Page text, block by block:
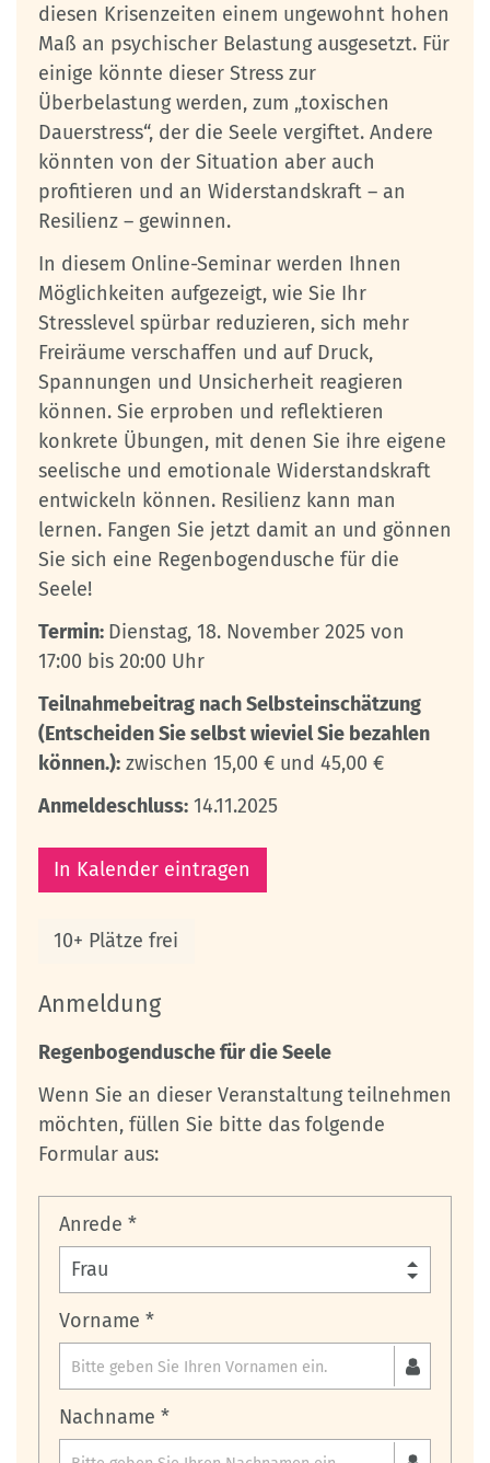
diesen Krisenzeiten einem ungewohnt hohen
Maß an psychischer Belastung ausgesetzt. Für
einige könnte dieser Stress zur
Überbelastung werden, zum „toxischen
Dauerstress“, der die Seele vergiftet. Andere
könnten von der Situation aber auch
profitieren und an Widerstandskraft – an
Resilienz – gewinnen.
In diesem Online-Seminar werden Ihnen
Möglichkeiten aufgezeigt, wie Sie Ihr
Stresslevel spürbar reduzieren, sich mehr
Freiräume verschaffen und auf Druck,
Spannungen und Unsicherheit reagieren
können. Sie erproben und reflektieren
konkrete Übungen, mit denen Sie ihre eigene
seelische und emotionale Widerstandskraft
entwickeln können. Resilienz kann man
lernen. Fangen Sie jetzt damit an und gönnen
Sie sich eine Regenbogendusche für die
Seele!
Termin: Dienstag, 18. November 2025 von
17:00 bis 20:00 Uhr
Teilnahmebeitrag nach Selbsteinschätzung
(Entscheiden Sie selbst wieviel Sie bezahlen
können.): zwischen 15,00 € und 45,00 €
Anmeldeschluss: 14.11.2025
In Kalender eintragen
10+ Plätze frei
Anmeldung
Regenbogendusche für die Seele
Wenn Sie an dieser Veranstaltung teilnehmen
möchten, füllen Sie bitte das folgende
Formular aus:
Anrede *
Vorname *
Nachname *